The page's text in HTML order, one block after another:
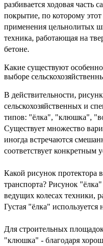
разбивается ходовая часть
покрытие, по которому
применения цельнолитых
техника, работающая на
бетоне.
Какие существуют
выборе
В действительности,
сельскохозяйственных и
типов: "ёлка", "клюшка",
Существует множество
иногда встречаются
соответствует конкретным
Какой рисунок протектора
транспорта? Рисунок
ведущих колесах техники,
Густая "ёлка"
Для строительных
"клюшка" - благодаря